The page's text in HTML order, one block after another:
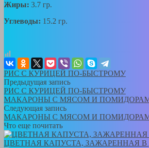
Жиры: 3.7 гр.
Углеводы: 15.2 гр.
РИС С КУРИЦЕЙ ПО-БЫСТРОМУ
Предыдущая запись
РИС С КУРИЦЕЙ ПО-БЫСТРОМУ
МАКАРОНЫ С МЯСОМ И
Следующая запись
МАКАРОНЫ С МЯСОМ И
Что еще почитать
ЦВЕТНАЯ КАПУСТА, ЗАЖАРЕННАЯ В